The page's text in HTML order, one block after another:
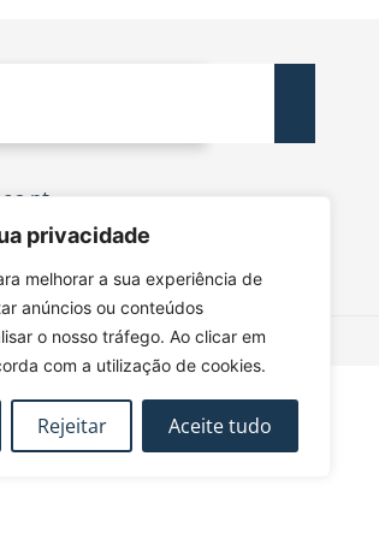
privacidade
melhorar a sua experiência de
anúncios ou conteúdos
o nosso tráfego. Ao clicar em
com a utilização de cookies.
Rejeitar Aceite tudo
001 Lisboa